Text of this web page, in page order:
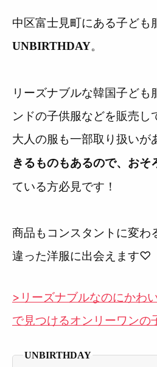
中区富士見町にある子ども
UNBIRTHDAY。
リーズナブルな韓国子ども
ンドの子供服などを販売し
大人の服も一部取り扱いが
きるものもあるので、おそ
ている方必見です！
商品もコンスタントに変わ
違った洋服に出会えます♡
>リーズナブルなのにかわ
で見つけるオンリーワンの
UNBIRTHDAY